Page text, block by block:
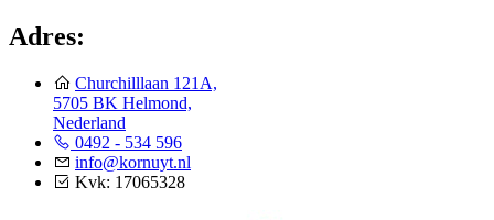
Adres:
Churchilllaan 121A,
5705 BK Helmond,
Nederland
0492 - 534 596
info@kornuyt.nl
Kvk: 17065328